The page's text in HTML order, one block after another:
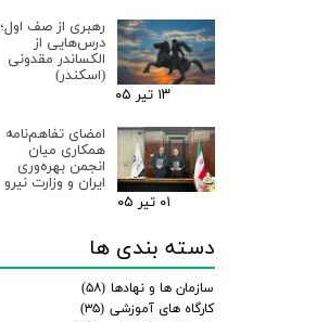
رهبری از صف اول؛
درس‌هایی از
الکساندر مقدونی
(اسکندر)
۱۳ تیر ۰۵
امضای تفاهم‌نامه
همکاری میان
انجمن بهره‌وری
ایران و وزارت نیرو
۰۱ تیر ۰۵
دسته بندی ها
سازمان ها و نهادها (۵۸)
کارگاه های آموزشی (۳۵)